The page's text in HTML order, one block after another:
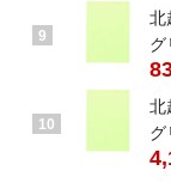
9
北
グ
10
北
グ